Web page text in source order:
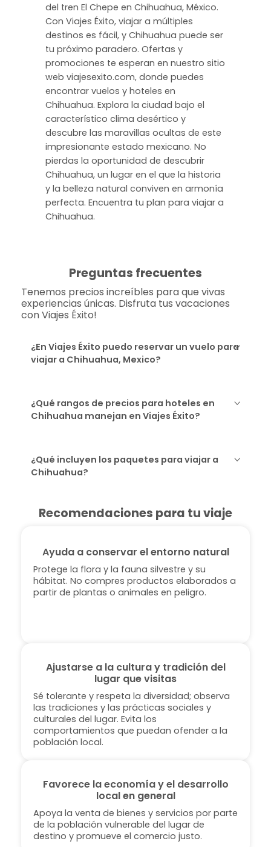
del tren El Chepe en Chihuahua, México.
Con Viajes Éxito, viajar a múltiples
destinos es fácil, y Chihuahua puede ser
tu próximo paradero. Ofertas y
promociones te esperan en nuestro sitio
web viajesexito.com, donde puedes
encontrar vuelos y hoteles en
Chihuahua. Explora la ciudad bajo el
característico clima desértico y
descubre las maravillas ocultas de este
impresionante estado mexicano. No
pierdas la oportunidad de descubrir
Chihuahua, un lugar en el que la historia
y la belleza natural conviven en armonía
perfecta. Encuentra tu plan para viajar a
Chihuahua.
Preguntas frecuentes
Tenemos precios increíbles para que vivas
experiencias únicas. Disfruta tus vacaciones
con Viajes Éxito!
¿En Viajes Éxito puedo reservar un vuelo para
viajar a Chihuahua, Mexico?
¿Qué rangos de precios para hoteles en
Chihuahua manejan en Viajes Éxito?
¿Qué incluyen los paquetes para viajar a
Chihuahua?
Recomendaciones para tu viaje
Ayuda a conservar el entorno natural
Protege la flora y la fauna silvestre y su
hábitat. No compres productos elaborados a
partir de plantas o animales en peligro.
Ajustarse a la cultura y tradición del
lugar que visitas
Sé tolerante y respeta la diversidad; observa
las tradiciones y las prácticas sociales y
culturales del lugar. Evita los
comportamientos que puedan ofender a la
población local.
Favorece la economía y el desarrollo
local en general
Apoya la venta de bienes y servicios por parte
de la población vulnerable del lugar de
destino y promueve el comercio justo.